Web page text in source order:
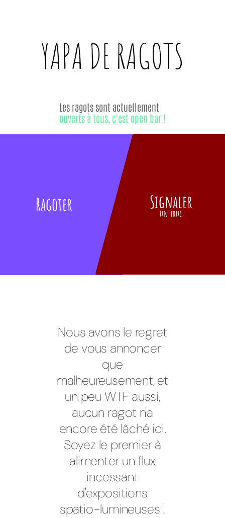
YAPA DE RAGOTS
Ragoter
Les ragots sont actuellement
ouverts à tous, c'est open bar !
Signaler
un truc
Nous avons le regret
de vous annoncer
que
malheureusement, et
un peu WTF aussi,
aucun ragot n'a
encore été lâché ici.
Soyez le premier à
alimenter un flux
incessant
d'expositions
spatio-lumineuses !